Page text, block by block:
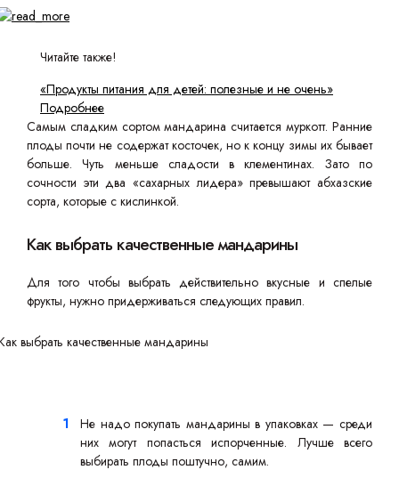
Читайте также!
«Продукты питания для детей: полезные и не очень»
Подробнее
Самым сладким сортом мандарина считается муркотт. Ранние
плоды почти не содержат косточек, но к концу зимы их бывает
больше. Чуть меньше сладости в клементинах. Зато по
сочности эти два «сахарных лидера» превышают абхазские
сорта, которые с кислинкой.
Как выбрать качественные мандарины
Для того чтобы выбрать действительно вкусные и спелые
фрукты, нужно придерживаться следующих правил.
Не надо покупать мандарины в упаковках — среди
них могут попасться испорченные. Лучше всего
выбирать плоды поштучно, самим.